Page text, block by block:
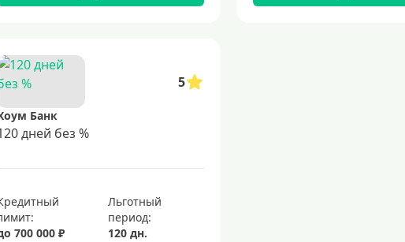
5
Банк
дней без %
700 000 ₽
Льготный
период:
120 дн.